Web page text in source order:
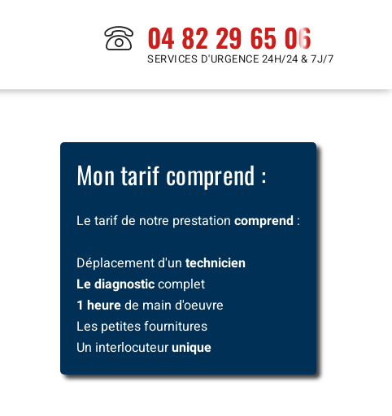
04 82 29 65 06
SERVICES D'URGENCE 24H/24 & 7J/7
Mon tarif comprend :
Le tarif de notre prestation comprend :
Déplacement d'un technicien
Le diagnosticcomplet
1 heurede main d'oeuvre
Les petites fournitures
Un interlocuteurunique